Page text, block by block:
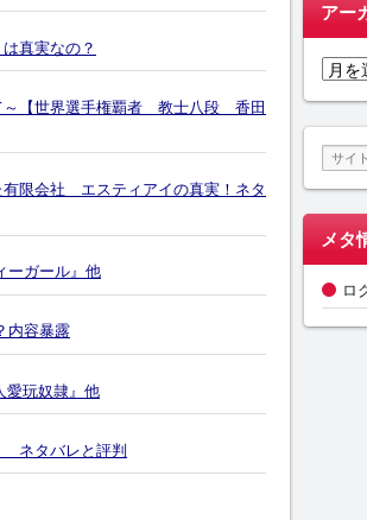
真実なの？
～【世界選手権覇者 教士八段 香田
有限会社 エスティアイの真実！ネタ
ーガール』他
内容暴露
愛玩奴隷』他
ネタバレと評判
ー
アー
ア
イ
ブ
メタ
ロ